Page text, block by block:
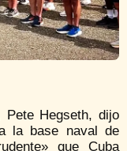
Hegseth, dijo
la base naval de
que Cuba